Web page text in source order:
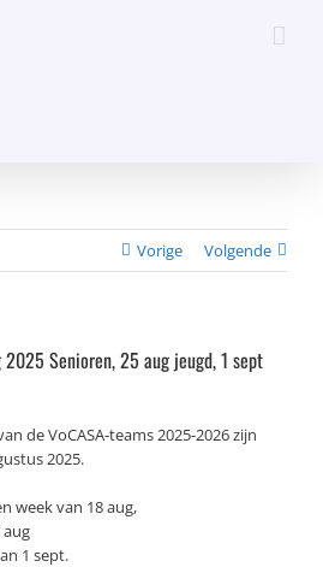
Vorige Volgende
Senioren, 25 aug jeugd, 1 sept
de VoCASA-teams 2025-2026 zijn
2025.
week van 18 aug,
aug
1 sept.